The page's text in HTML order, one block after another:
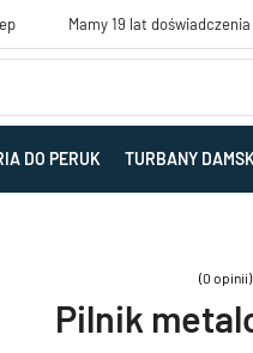
Mamy 19 lat
DO PERUK TURBANY
(0 opinii)
Pilnik